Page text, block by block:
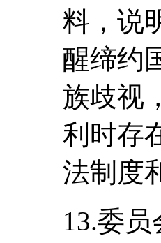
料，说
醒缔约
族歧视
利时存
法制度
13.委